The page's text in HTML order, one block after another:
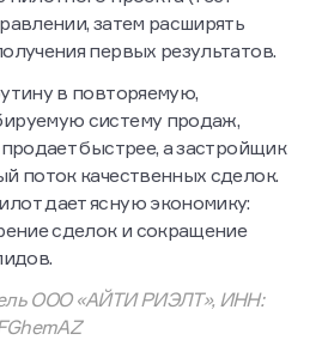
затем расширять
первых результатов.
в повторяемую,
систему продаж,
быстрее, а застройщик
поток качественных сделок.
дает ясную экономику:
сделок и сокращение
ООО «АЙТИ РИЭЛТ», ИНН: